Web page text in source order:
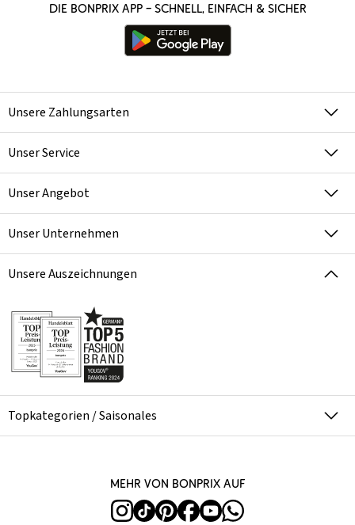
Die bonprix App – schnell, einfach & sicher
Unsere Zahlungsarten
Unser Service
Unser Angebot
Unser Unternehmen
Unsere Auszeichnungen
Topkategorien / Saisonales
Mehr von bonprix auf